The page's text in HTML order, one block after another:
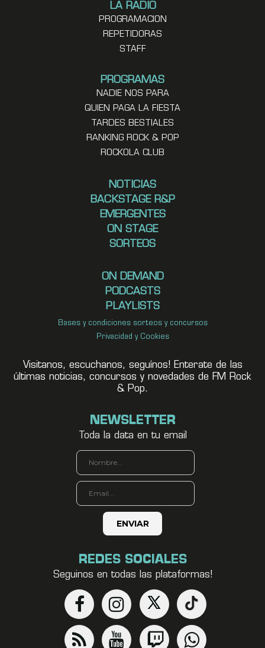
LA RADIO
PROGRAMACION
REPETIDORAS
STAFF
PROGRAMAS
NADIE NOS PARA
QUIEN PAGA LA FIESTA
TARDES BESTIALES
RANKING ROCK & POP
ROCKOLA CLUB
NOTICIAS
BACKSTAGE R&P
EMERGENTES
ON STAGE
SORTEOS
ON DEMAND
PODCASTS
PLAYLISTS
Bases y condiciones sorteos y concursos
Privacidad y Cookies
Visitanos, escuchanos, seguínos! Enterate de las
últimas noticias, concursos y novedades de FM Rock
& Pop.
NEWSLETTER
Toda la data en tu email
REDES SOCIALES
Seguinos en todas las plataformas!